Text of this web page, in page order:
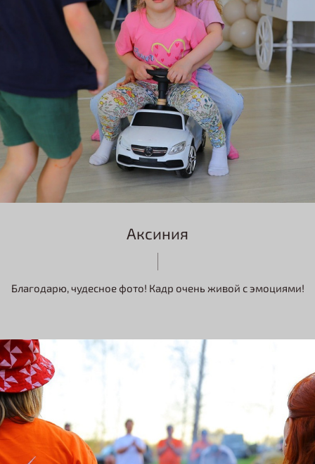
Аксиния
Благодарю, чудесное фото! Кадр очень живой с эмоциями!